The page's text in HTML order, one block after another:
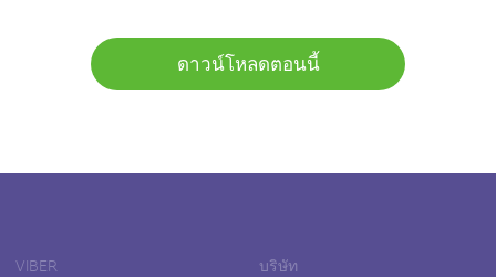
ดาวน์โหลดตอนนี้
VIBER บริษัท